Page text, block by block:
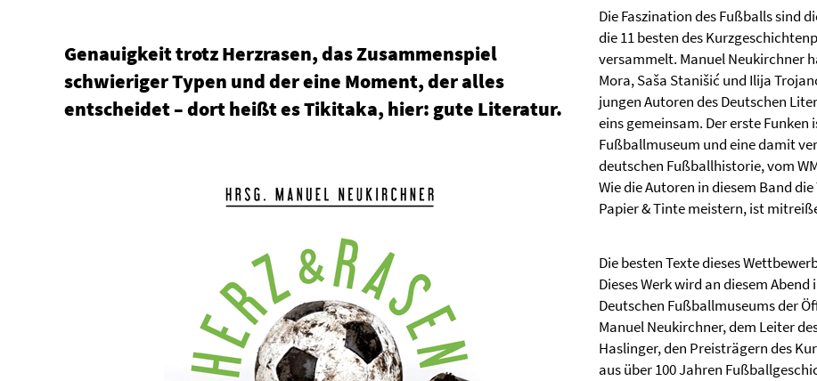
Genauigkeit trotz Herzrasen, das Zusammenspiel
schwieriger Typen und der eine Moment, der alles
entscheidet – dort heißt es Tikitaka, hier: gute Literatur.
Die Faszination des Fußballs sind
die 11 besten des
versammelt. Manuel Neukirchner
Mora, Saša Stanišić und Ilija
jungen Autoren des Deutschen
eins gemeinsam. Der erste
Fußballmuseum und eine damit
deutschen Fußballhistorie, vom
Wie die Autoren in diesem Band
Papier & Tinte meistern, ist
Die besten Texte dieses
Dieses Werk wird an diesem
Deutschen Fußballmuseums der
Manuel Neukirchner, dem Leiter
Haslinger, den Preisträgern des
aus über 100 Jahren